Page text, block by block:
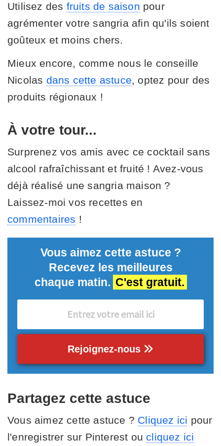
Utilisez des fruits de saison pour
agrémenter votre sangria afin qu'ils soient
goûteux et moins chers.
Mieux encore, comme nous le conseille
Nicolas dans cette astuce, optez pour des
produits régionaux !
À votre tour...
Surprenez vos amis avec ce cocktail sans
alcool rafraîchissant et fruité ! Avez-vous
déjà réalisé une sangria maison ?
Laissez-moi vos recettes en
commentaires !
Vous aimez cette astuce ?
Recevez les meilleures
chaque matin. C'est gratuit.
Rejoignez-nous
Partagez cette astuce
Vous aimez cette astuce ? Cliquez ici pour
l'enregistrer sur Pinterest ou cliquez ici